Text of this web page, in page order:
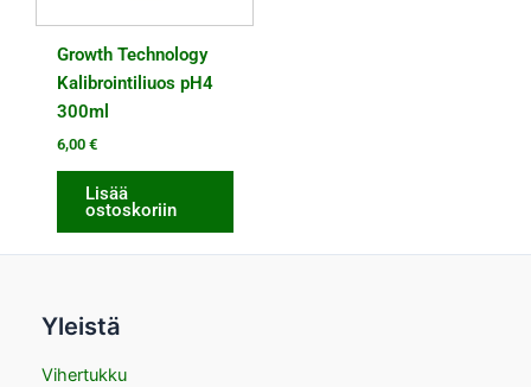
Growth Technology
Kalibrointiliuos pH4
300ml
6,00 €
Lisää
ostoskoriin
Yleistä
Vihertukku